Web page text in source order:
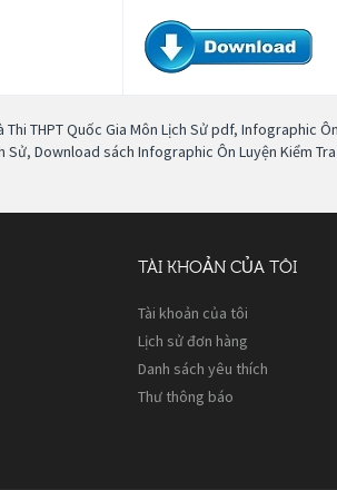
THPT Quốc Gia Môn Lịch Sử pdf, Infographic
Sử, Download sách Infographic Ôn Luyện Kiểm Tra
TÀI KHOẢN CỦA TÔI
Tài khoản của tôi
Lịch sử đơn hàng
Danh sách yêu thích
Thư thông báo